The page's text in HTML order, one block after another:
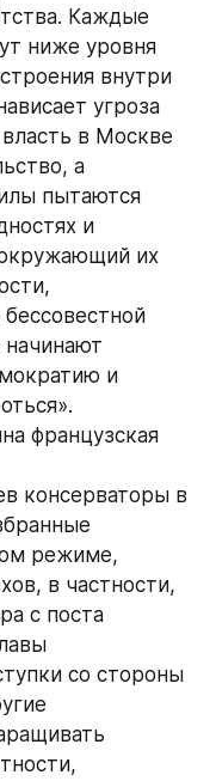
Каждые
ниже уровня
внутри
угроза
в Москве
а
пытаются
и
их
начинают
и
французская
консерваторы в
режиме,
в частности,
с поста
со стороны